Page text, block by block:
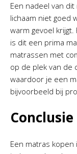
Een nadeel van
lichaam niet goed
warm gevoel
is dit een prima
matrassen met
op de plek van de
waardoor je een
bijvoorbeeld bij
Conclusie
Een matras